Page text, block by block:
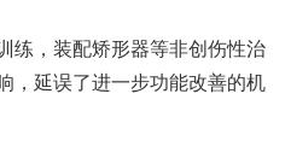
练，装配矫形器等非创伤性治
，延误了进一步功能改善的机